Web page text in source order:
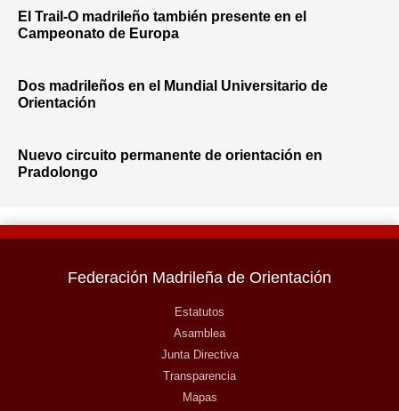
El Trail-O madrileño también presente en el
Campeonato de Europa
Dos madrileños en el Mundial Universitario de
Orientación
Nuevo circuito permanente de orientación en
Pradolongo
Federación Madrileña de Orientación
Estatutos
Asamblea
Junta Directiva
Transparencia
Mapas